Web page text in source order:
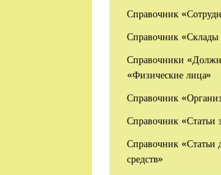
Справочник
Справочник «Склады
Справочники
«Физические лица»
Справочник
Справочник «Статьи
Справочник
средств»